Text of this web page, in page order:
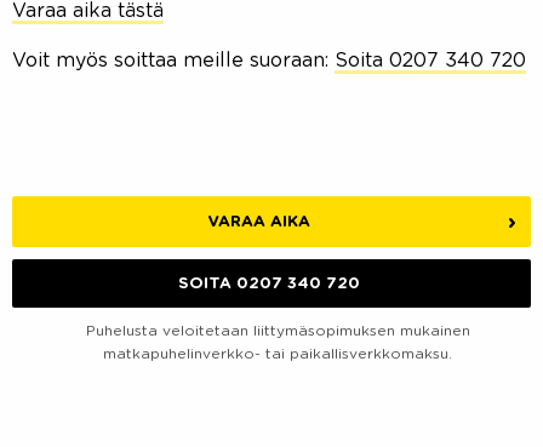
Varaa aika tästä
Voit myös soittaa meille suoraan: Soita 0207 340 720
VARAA AIKA
SOITA 0207 340 720
Puhelusta veloitetaan liittymäsopimuksen mukainen
matkapuhelinverkko- tai paikallisverkkomaksu.